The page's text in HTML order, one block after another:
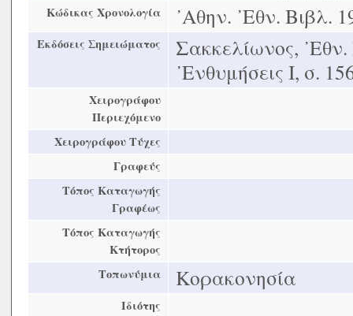
Κώδικας Χρονολογία ᾿Αθην. ᾿Εθν. Βιβλ.
Εκδόσεις Σημειώματος
Σακκελίωνος,
᾿Ενθυμήσεις Ι, σ.
Χειρογράφου
Περιεχόμενο
Χειρογράφου Τύχες
Γραφεύς
Τόπος Καταγωγής
Γραφέως
Τόπος Καταγωγής
Κτήτορος
Τοπωνύμια
Κορακονησία
Ιδιότης